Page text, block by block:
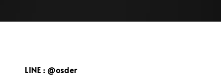
LINE : @osder